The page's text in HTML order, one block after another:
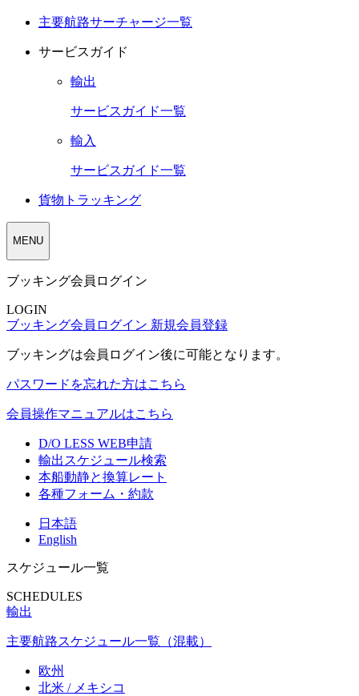
主要航路サーチャージ一覧
サービスガイド
輸出
サービスガイド一覧
輸入
サービスガイド一覧
貨物トラッキング
MENU
ブッキング会員ログイン
LOGIN
ブッキング会員ログイン 新規会員登録
ブッキングは会員ログイン後に可能となります。
パスワードを忘れた方はこちら
会員操作マニュアルはこちら
D/O LESS WEB申請
輸出スケジュール検索
本船動静と換算レート
各種フォーム・約款
日本語
English
スケジュール一覧
SCHEDULES
輸出
主要航路スケジュール一覧（混載）
欧州
北米 / メキシコ